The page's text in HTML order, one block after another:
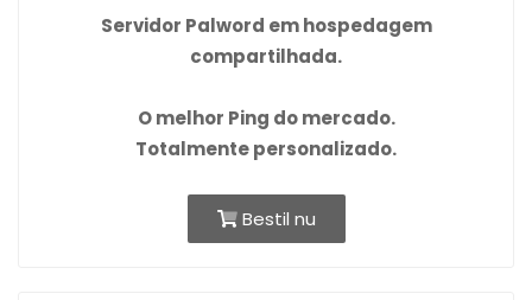
Servidor Palword em hospedagem
compartilhada.
Omelhor Ping do mercado.
Totalmente personalizado.
Bestil nu